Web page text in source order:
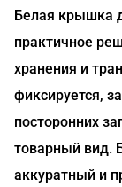
Белая крышка
практичное
хранения и
фиксируется,
посторонних
товарный вид.
аккуратный и